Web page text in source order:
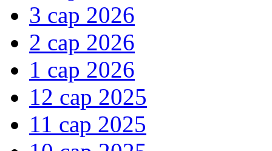
3 сар 2026
2 сар 2026
1 сар 2026
12 сар 2025
11 сар 2025